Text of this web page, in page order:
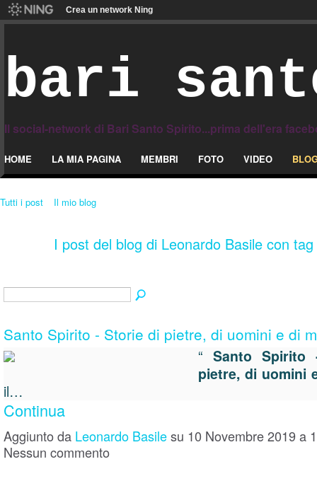
Crea un network Ning
bari
Il social-network di Bari Santo Spirito...prima dell'era
HOME LA MIA PAGINA MEMBRI FOTO VIDEO
Tutti i post Il mio blog
I post del blog di Leonardo Basile con
Santo Spirito - Storie di pietre, di uomini e di
“ Santo
pietre, di uomini
il…
Continua
Aggiunto da Leonardo Basilesu 10 Novembre 2019 a
Nessun commento